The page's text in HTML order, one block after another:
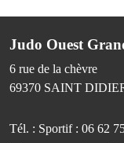
Judo Ouest
6 rue de la chèvre
69370 SAINT
Tél. : Sportif : 06 62